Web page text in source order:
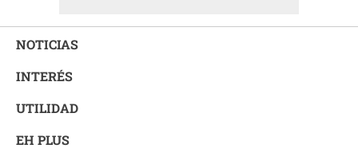
NOTICIAS
INTERÉS
UTILIDAD
EH PLUS